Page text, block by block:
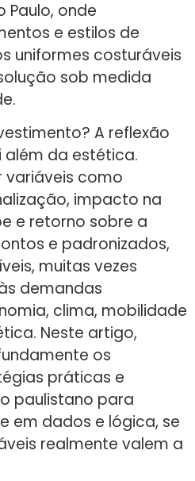
Paulo, onde
e estilos de
uniformes costuráveis
sob medida
A reflexão
além da estética.
variáveis como
impacto na
e retorno sobre a
e padronizados,
muitas vezes
demandas
clima, mobilidade
Neste artigo,
os
práticas e
paulistano para
em dados e lógica, se
realmente valem a